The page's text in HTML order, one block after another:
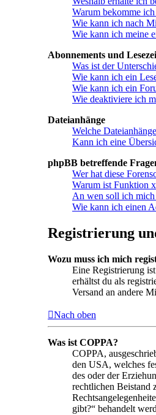
Warum bekomme
Wie kann ich nach
Wie kann ich meine
Abonnements und
Was ist der
Wie kann ich ein
Wie kann ich ein
Wie deaktiviere ich
Dateianhänge
Welche
Kann ich eine
phpBB betreffende
Wer hat diese
Warum ist Funktion
An wen soll ich mich
Wie kann ich einen
Registrierung
Wozu muss ich mich
Eine Registrierung
erhältst du als
Versand an andere
Nach oben
Was ist COPPA?
COPPA,
den USA, welches
des oder der
rechtlichen Beistand
gibt?“ behandelt